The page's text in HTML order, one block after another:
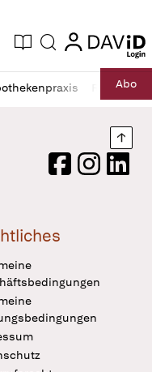
Ausgabe
Suche login
login
RechtAbo
FacebookInstagram